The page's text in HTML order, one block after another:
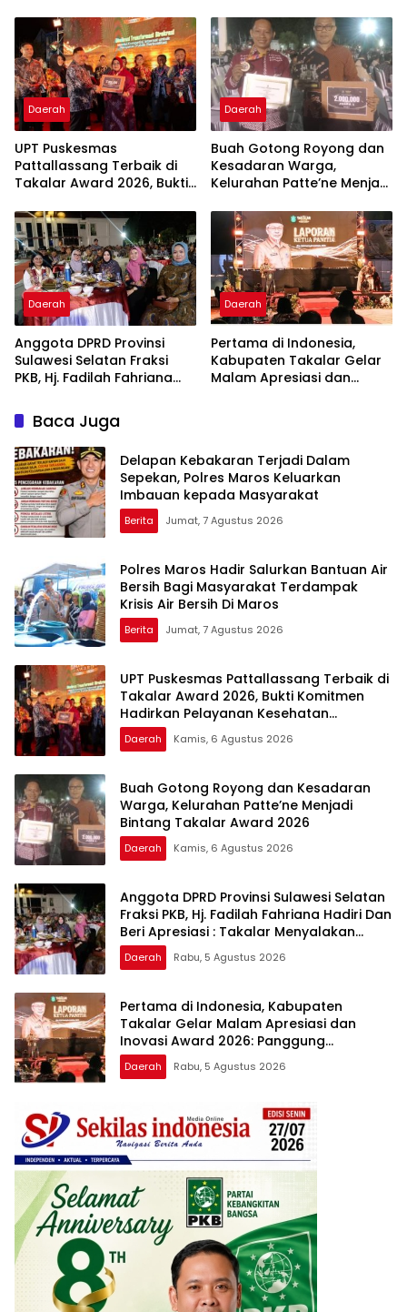
Masyarakat
Di Maros
Daerah
UPT Puskesmas
Pattallassang Terbaik di
Takalar Award 2026, Bukti
Pelayanan Kesehatan
Berkualitas
Daerah
Buah Gotong Royong dan
Kesadaran Warga,
Kelurahan Patte’ne Menjadi
2026
Daerah
Anggota DPRD Provinsi
Sulawesi Selatan Fraksi
PKB, Hj. Fadilah Fahriana
Takalar Menyalakan
Lentera Pengabdian
Melalui Malam Apresiasi
dan Inovasi Award 2026
Daerah
Pertama di Indonesia,
Kabupaten Takalar Gelar
Malam Apresiasi dan
Baca Juga
Delapan Kebakaran Terjadi Dalam
Sepekan, Polres Maros Keluarkan
Imbauan kepada Masyarakat
Berita Jumat, 7 Agustus 2026
Polres Maros Hadir Salurkan Bantuan Air
Bersih Bagi Masyarakat Terdampak
Krisis Air Bersih Di Maros
Berita Jumat, 7 Agustus 2026
UPT Puskesmas Pattallassang Terbaik di
Takalar Award 2026, Bukti Komitmen
Hadirkan Pelayanan Kesehatan
Berkualitas
Daerah Kamis, 6 Agustus 2026
Buah Gotong Royong dan Kesadaran
Warga, Kelurahan Patte’ne Menjadi
Bintang Takalar Award 2026
Daerah Kamis, 6 Agustus 2026
Anggota DPRD Provinsi Sulawesi Selatan
Fraksi PKB, Hj. Fadilah Fahriana Hadiri Dan
Beri Apresiasi : Takalar Menyalakan
Lentera Pengabdian Melalui Malam
Apresiasi dan Inovasi Award 2026
Daerah Rabu, 5 Agustus 2026
Pertama di Indonesia, Kabupaten
Takalar Gelar Malam Apresiasi dan
Inovasi Award 2026: Panggung
Penghargaan bagi Pelayan Publik
Berprestasi
Daerah Rabu, 5 Agustus 2026